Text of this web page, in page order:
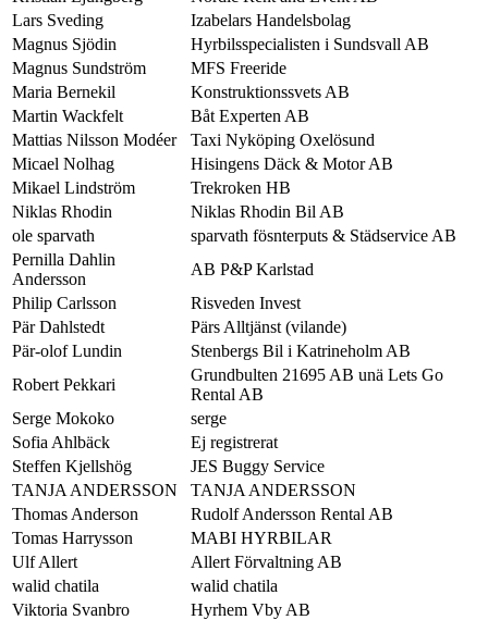
Lars Sveding
Izabelars Handelsbolag
Magnus Sjödin
Hyrbilsspecialisten i Sundsvall AB
Magnus Sundström
MFS Freeride
Maria Bernekil
Konstruktionssvets AB
Martin Wackfelt
Båt Experten AB
Mattias Nilsson Modéer
Taxi Nyköping Oxelösund
Micael Nolhag
Hisingens Däck & Motor AB
Mikael Lindström
Trekroken HB
Niklas Rhodin
Niklas Rhodin Bil AB
ole sparvath
sparvath fösnterputs & Städservice AB
Pernilla Dahlin
Andersson
AB P&P Karlstad
Philip Carlsson
Risveden Invest
Pär Dahlstedt
Pärs Alltjänst (vilande)
Pär-olof Lundin
Stenbergs Bil i Katrineholm AB
Robert Pekkari
Grundbulten 21695 AB unä Lets Go
Rental AB
Serge Mokoko
serge
Sofia Ahlbäck
Ej registrerat
Steffen Kjellshög
JES Buggy Service
TANJA ANDERSSON
TANJA ANDERSSON
Thomas Anderson
Rudolf Andersson Rental AB
Tomas Harrysson
MABI HYRBILAR
Ulf Allert
Allert Förvaltning AB
walid chatila
walid chatila
Viktoria Svanbro
Hyrhem Vby AB